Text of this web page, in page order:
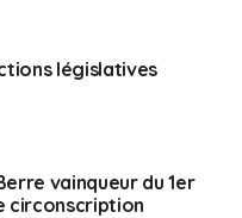
législatives
vainqueur du 1er
circonscription